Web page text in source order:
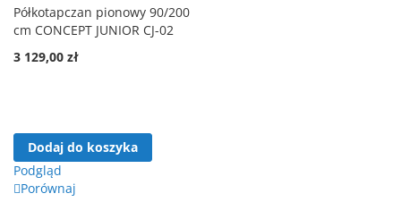
Półkotapczan pionowy 90/200
cm CONCEPT JUNIOR CJ-02
3 129,00 zł
Dodaj do koszyka
Podgląd
Porównaj